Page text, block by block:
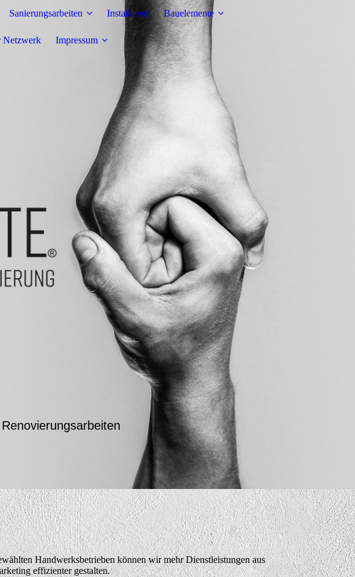
Sanierungsarbeiten Installateur Bauelemente
Netzwerk Impressum
Handwerksbetrieben können wir mehr Dienstleistungen aus
effizienter gestalten.